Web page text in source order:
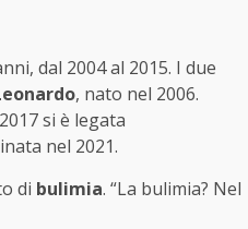
dal 2004 al 2015. I due
, nato nel 2006.
si è legata
nel 2021.
di bulimia. “La bulimia? Nel